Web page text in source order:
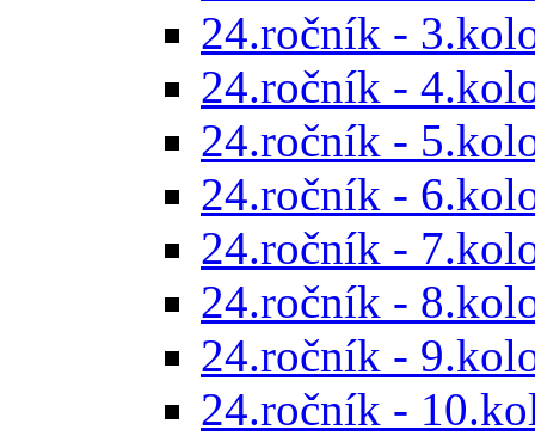
24.ročník -
24.ročník -
24.ročník -
24.ročník -
24.ročník -
24.ročník -
24.ročník -
24.ročník -